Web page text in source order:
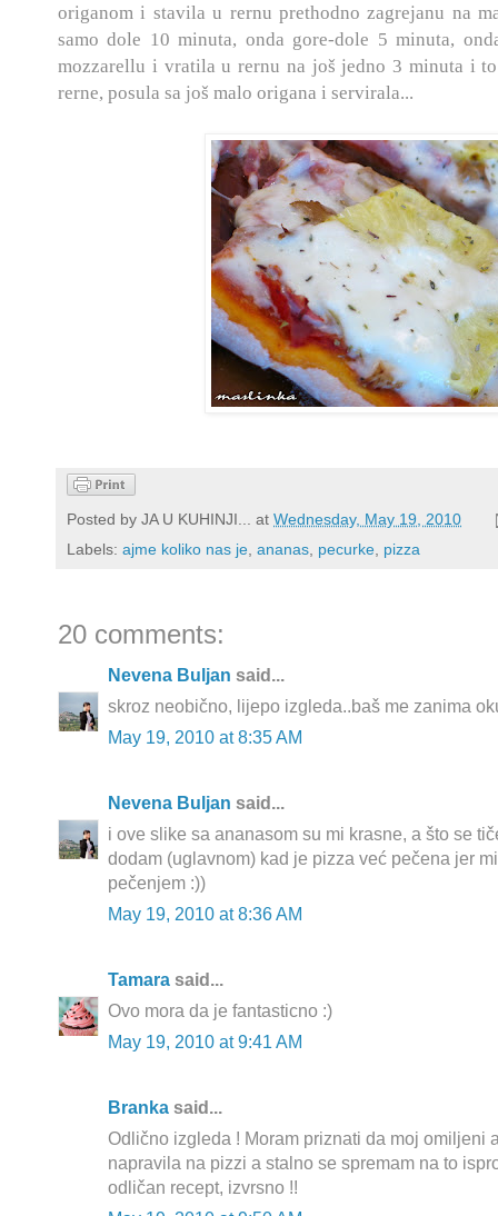
origanom i stavila u rernu prethodno zagrejanu na
samo dole 10 minuta, onda gore-dole 5 minuta,
mozzarellu i vratila u rernu na još jedno 3 minuta i
rerne, posula sa još malo origana i servirala...
Posted by JA U KUHINJI... at Wednesday, May 19, 2010
Labels: ajme koliko nas je, ananas, pecurke, pizza
20 comments:
Nevena Buljan said...
skroz neobično, lijepo izgleda..baš me zanima
May 19, 2010 at 8:35 AM
Nevena Buljan said...
i ove slike sa ananasom su mi krasne, a što se
dodam (uglavnom) kad je pizza već pečena jer
pečenjem :))
May 19, 2010 at 8:36 AM
Tamara said...
Ovo mora da je fantasticno :)
May 19, 2010 at 9:41 AM
Branka said...
Odlično izgleda ! Moram priznati da moj omiljeni
napravila na pizzi a stalno se spremam na to
odličan recept, izvrsno !!